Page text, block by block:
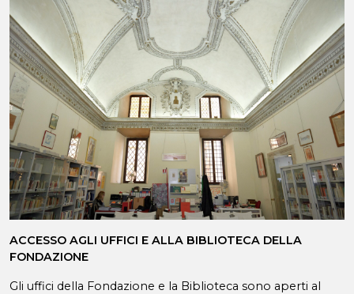
ACCESSO AGLI UFFICI E ALLA BIBLIOTECA DELLA
FONDAZIONE
Gli uffici della Fondazione e la Biblioteca sono aperti al